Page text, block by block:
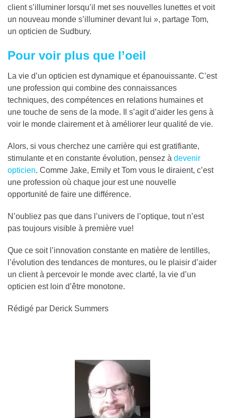
client s’illuminer lorsqu’il met ses nouvelles lunettes et voit
un nouveau monde s’illuminer devant lui », partage Tom,
un opticien de Sudbury.
Pour voir plus que l’oeil
La vie d’un opticien est dynamique et épanouissante. C’est
une profession qui combine des connaissances
techniques, des compétences en relations humaines et
une touche de sens de la mode. Il s’agit d’aider les gens à
voir le monde clairement et à améliorer leur qualité de vie.
Alors, si vous cherchez une carrière qui est gratifiante,
stimulante et en constante évolution, pensez à devenir
opticien. Comme Jake, Emily et Tom vous le diraient, c’est
une profession où chaque jour est une nouvelle
opportunité de faire une différence.
N’oubliez pas que dans l’univers de l’optique, tout n’est
pas toujours visible à première vue!
Que ce soit l’innovation constante en matière de lentilles,
l’évolution des tendances de montures, ou le plaisir d’aider
un client à percevoir le monde avec clarté, la vie d’un
opticien est loin d’être monotone.
Rédigé par Derick Summers